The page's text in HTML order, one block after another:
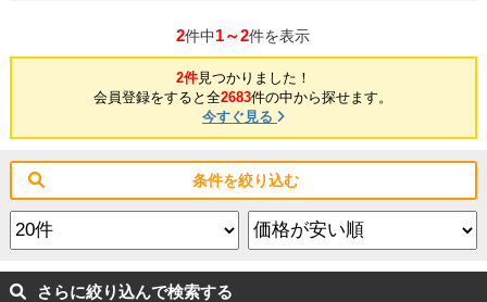
2件中1～2件を表示
2件見つかりました！
会員登録をすると全2683件の中から探せます。
今すぐ見る
条件を絞り込む
さらに絞り込んで検索する